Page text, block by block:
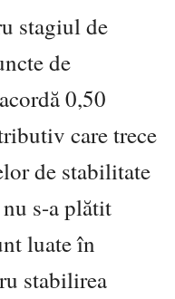
stagiul de
de
0,50
care trece
de stabilitate
s-a plătit
luate în
stabilirea